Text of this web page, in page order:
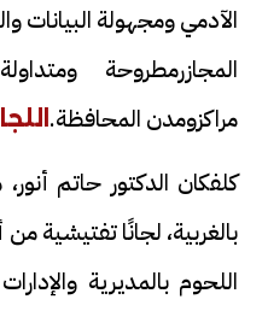
الآدمي ومجهولة البيانات
المجازرمطروحة
مراكزومدن المحافظة.
كلفكان الدكتور حاتم
بالغربية، لجانًا تفتيشية
اللحوم بالمديرية